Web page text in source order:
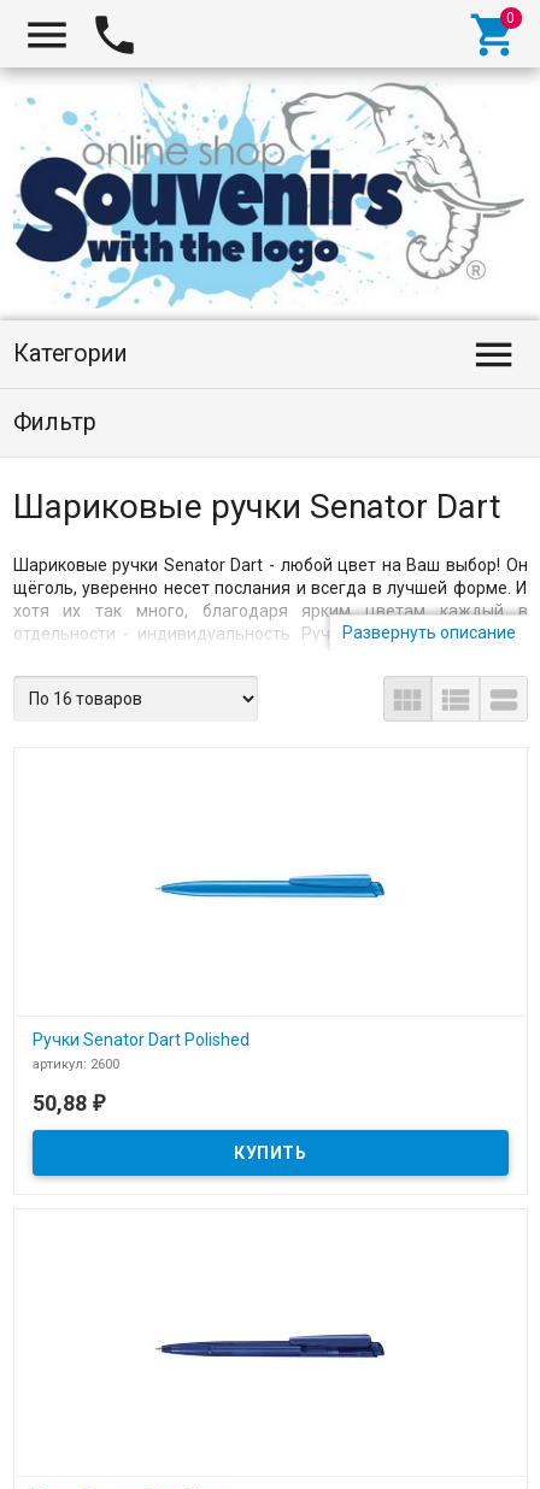
  
Категории 
Фильтр
Шариковые ручки Senator Dart
Шариковые ручки Senator Dart - любой цвет на Ваш выбор! Он
щёголь, уверенно несет послания и всегда в лучшей форме. И
хотя их так много, благодаря ярким цветам каждый в
отдельности - индивидуальность. Ручка - бесспорный лидер,
достойный представитель ТМ Сенатор (Германия). Его
практически не узнать в новом цвете. Почему шариковая ручка
так популярна? Ответ прост: она стильно выглядит, и поэтому
ее так легко выбрать! Идеальный промо - материал. Большие
популярный артикул 2600 -Dart Polished
Развернуть описание
  
Ручки Senator Dart Polished
артикул: 2600
Ручки Senator Dart Polished со склада в Москве и нанесение
логотипа на корпус и клип на производстве Брэнд Медиа.
50,88 ₽